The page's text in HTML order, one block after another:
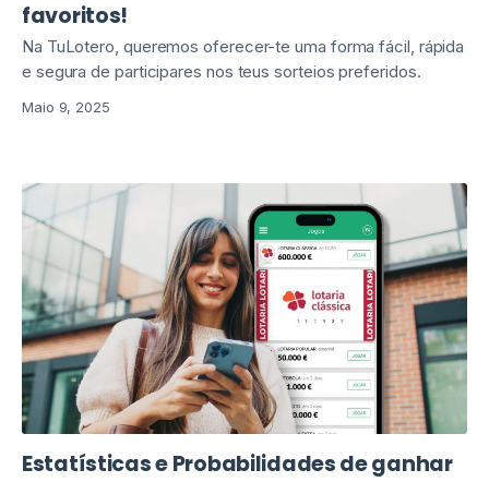
favoritos!
Na TuLotero, queremos oferecer-te uma forma fácil, rápida
e segura de participares nos teus sorteios preferidos.
Maio 9, 2025
Estatísticas e Probabilidades de ganhar